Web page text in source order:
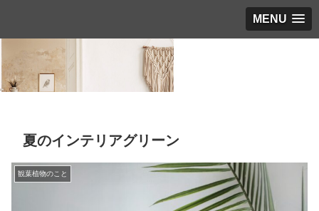
MENU
夏のインテリアグリーン
観葉植物のこと